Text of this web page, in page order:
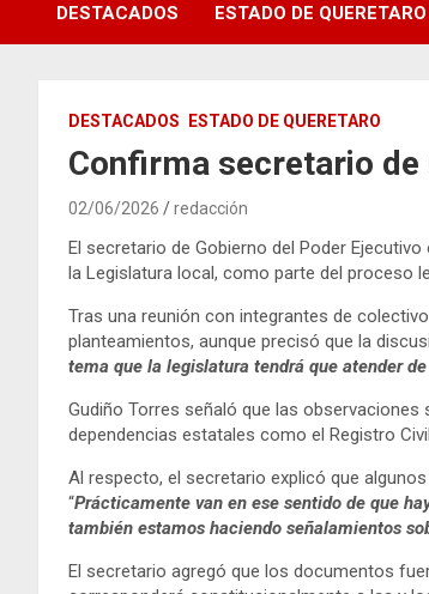
DESTACADOS ESTADO DE QUERETARO
DESTACADOS ESTADO DE QUERETARO
Confirma secretario de
02/06/2026 redacción
El secretario de Gobierno del Poder Ejecutivo
la Legislatura local, como parte del proceso
Tras una reunión con integrantes de
planteamientos, aunque precisó que la
tema que la legislatura tendrá que atender
Gudiño Torres señaló que las
dependencias estatales como el Registro
Al respecto, el secretario explicó que
“Prácticamente van en ese sentido de que
también estamos haciendo señalamientos
El secretario agregó que los documentos